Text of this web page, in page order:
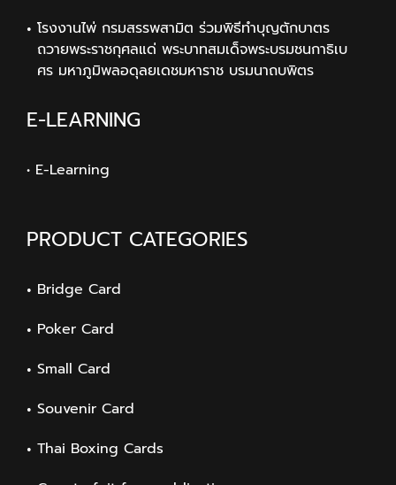
โรงงานไพ่ กรมสรรพสามิต ร่วมพิธีทำบุญตักบาตร
ถวายพระราชกุศลแด่ พระบาทสมเด็จพระบรมชนกาธิเบ
ศร มหาภูมิพลอดุลยเดชมหาราช บรมนาถบพิตร
E-LEARNING
• E-Learning
PRODUCT CATEGORIES
Bridge Card
Poker Card
Small Card
Souvenir Card
Thai Boxing Cards